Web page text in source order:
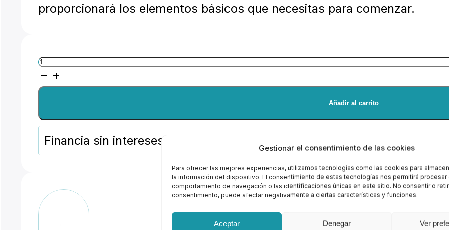
Gestionar el consentimiento de las cookies
Para ofrecer las mejores experiencias, utilizamos tecnologías como las cookies para
la información del dispositivo. El consentimiento de estas tecnologías nos permitirá procesar
comportamiento de navegación o las identificaciones únicas en este sitio. No consentir o
consentimiento, puede afectar negativamente a ciertas características y funciones.
Aceptar Denegar Ver
proporcionará los elementos básicos que necesitas para comenzar.
TetherTools
Starter
Tethering
Kit
w/
USB
B
5
Añadir al carrito
Financia sin intereses